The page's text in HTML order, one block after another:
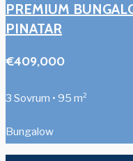
PREMIUM
PINATAR
€409,000
3 Sovrum • 95 m²
Bungalow